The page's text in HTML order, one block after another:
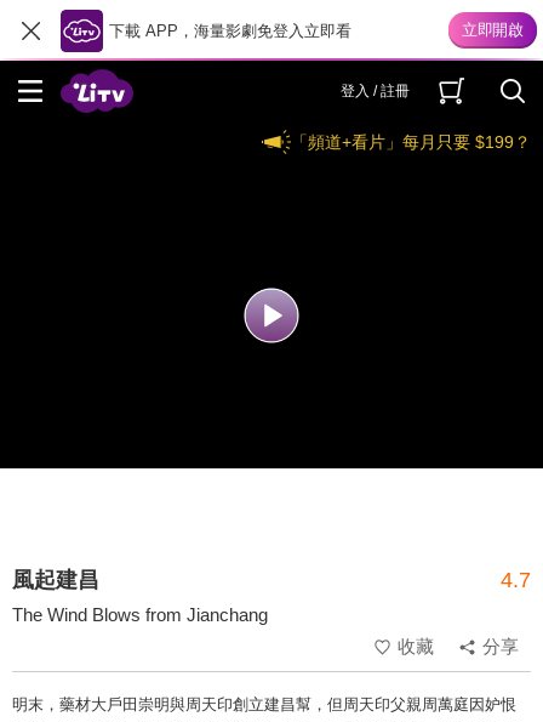
下載 APP，海量影劇免登入立即看
登入 / 註冊
「頻道+看片」每月只要 $199？
風起建昌 4.7
The Wind Blows from Jianchang
收藏
分享
明末，藥材大戶田崇明與周天印創立建昌幫，但周天印父親周萬庭因妒恨